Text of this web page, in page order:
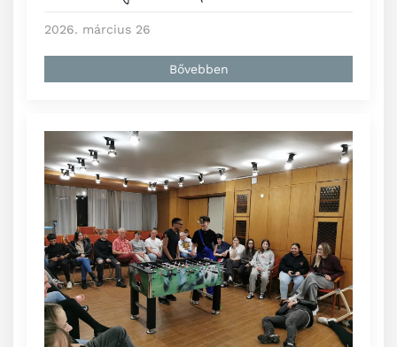
2026. március 26
Bővebben